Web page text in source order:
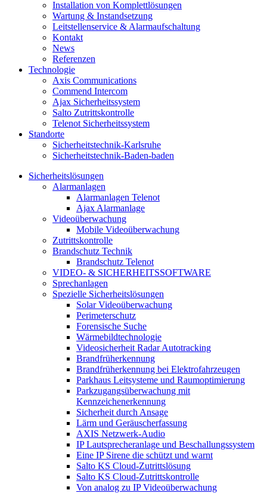
Installation von Komplettlösungen
Wartung & Instandsetzung
Leitstellenservice & Alarmaufschaltung
Kontakt
News
Referenzen
Technologie
Axis Communications
Commend Intercom
Ajax Sicherheitssystem​
Salto Zutrittskontrolle
Telenot Sicherheitssystem
Standorte
Sicherheitstechnik-Karlsruhe
Sicherheitstechnik-Baden-baden
Sicherheitslösungen
Alarmanlagen
Alarmanlagen Telenot
Ajax Alarmanlage
Videoüberwachung
Mobile Videoüberwachung
Zutrittskontrolle
Brandschutz Technik
Brandschutz Telenot
VIDEO- & SICHERHEITSSOFTWARE
Sprechanlagen
Spezielle Sicherheitslösungen
Solar Videoüberwachung
Perimeterschutz
Forensische Suche
Wärmebildtechnologie
Videosicherheit Radar Autotracking​
Brandfrüherkennung
Brandfrüherkennung bei Elektrofahrzeugen
Parkhaus Leitsysteme und Raumoptimierung
Parkzugangsüberwachung mit
Kennzeichenerkennung
Sicherheit durch Ansage
Lärm und Geräuscherfassung
AXIS Netzwerk-Audio
IP Lautsprecheranlage und Beschallungssystem
Eine IP Sirene die schützt und warnt
Salto KS Cloud-Zutrittslösung
Salto KS Cloud-Zutrittskontrolle
Von analog zu IP Videoüberwachung